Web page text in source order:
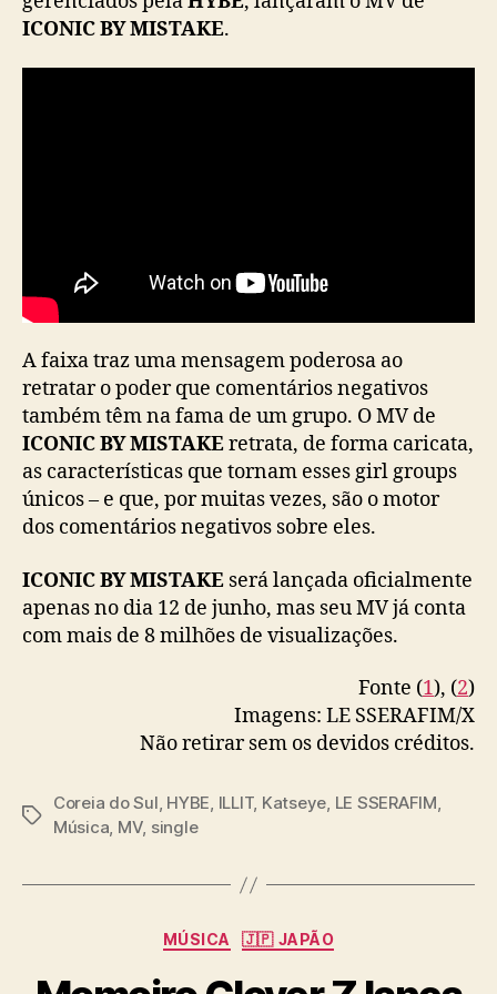
T
m
“
I
O
N
I
C
Y
M
I
K
E
ICONIC BY MISTAKE.
A faixa traz uma mensagem poderosa ao
retratar o poder que comentários negativos
também têm na fama de um grupo. O MV de
ICONIC BY MISTAKEretrata, de forma caricata,
as características que tornam esses girl groups
únicos – e que, por muitas vezes, são o motor
dos comentários negativos sobre eles.
ICONIC BY MISTAKE será lançada oficialmente
apenas no dia 12 de junho, mas seu MV já conta
com mais de 8 milhões de visualizações.
Fonte (1), (2)
Imagens: LE SSERAFIM/X
Não retirar sem os devidos créditos.
T
s
Coreia do Sul, HYBE, ILLIT, Katseye, LE SSERAFIM,
Música, MV, single
C
t
MÚSICA 🇯🇵 JAPÃO